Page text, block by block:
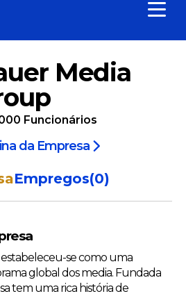
Media
Funcionários
da Empresa
Empregos(0)
se como uma
global dos media. Fundada
tem uma rica história de